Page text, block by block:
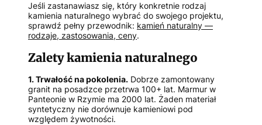
Jeśli zastanawiasz się, który konkretnie rodzaj
kamienia naturalnego wybrać do swojego projektu,
sprawdź pełny przewodnik: kamień naturalny —
rodzaje, zastosowania, ceny.
Zalety kamienia naturalnego
1. Trwałość na pokolenia. Dobrze zamontowany
granit na posadzce przetrwa 100+ lat. Marmur w
Panteonie w Rzymie ma 2000 lat. Żaden materiał
syntetyczny nie dorównuje kamieniowi pod
względem żywotności.